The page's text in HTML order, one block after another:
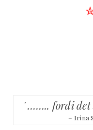
' …….. fordi det
– Irina